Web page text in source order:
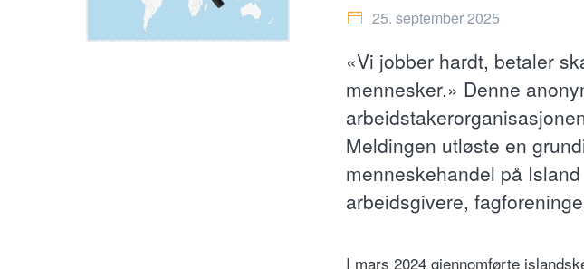
25. september 2025
«Vi jobber hardt, betaler
mennesker.» Denne
Meldingen utløste en
menneskehandel på
arbeidsgivere,
I mars 2024 gjennomførte